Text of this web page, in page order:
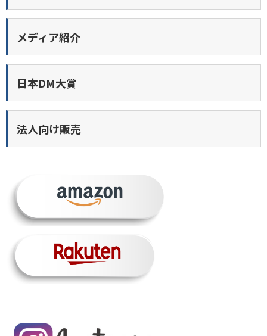
メディア紹介
日本DM大賞
法人向け販売